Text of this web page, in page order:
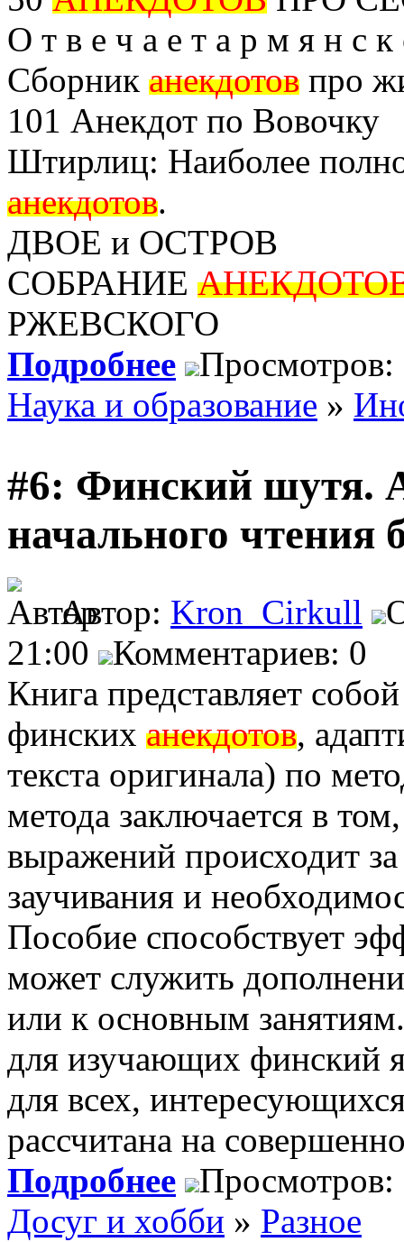
О т в е ч а е т а р м я н с
Сборник анекдотов про
101 Анекдот по Вовочку
Штирлиц: Наиболее
анекдотов.
ДВОЕ и ОСТРОВ
СОБРАНИЕ
РЖЕВСКОГО
Подробнее
Просмотров:
Наука и образование »
#6: Финский шутя.
начального чтения
Автор: Kron_Cirkull
21:00
Комментариев: 0
Книга представляет
финских анекдотов,
текста оригинала) по
метода заключается в
выражений происходит
заучивания и
Пособие способствует
может служить
или к основным
для изучающих финский
для всех,
рассчитана на
Подробнее
Просмотров:
Досуг и хобби » Разное